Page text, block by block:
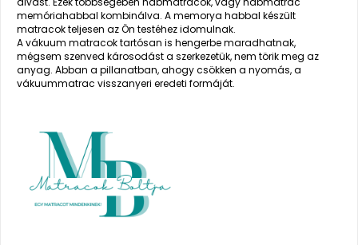
memóriahabbal kombinálva. A memorya habbal készült
matracok teljesen az Ön testéhez idomulnak.
A vákuum matracok tartósan is hengerbe maradhatnak,
mégsem szenved károsodást a szerkezetük, nem törik meg az
anyag. Abban a pillanatban, ahogy csökken a nyomás, a
vákuummatrac visszanyeri eredeti formáját.